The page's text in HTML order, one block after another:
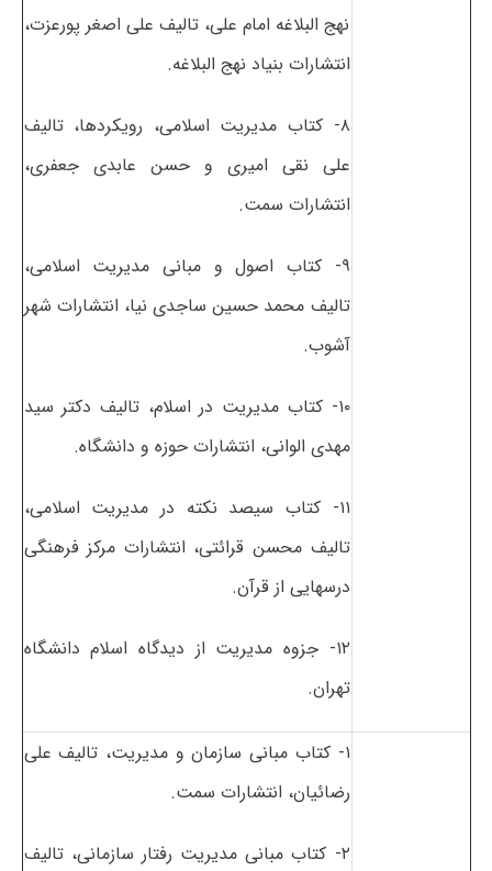
نهج البلاغه امام علی، تالیف علی اصغر پورعزت،
انتشارات بنیاد نهج البلاغه.
۸- کتاب مدیریت اسلامی، رویکردها، تالیف
علی نقی امیری و حسن عابدی جعفری،
انتشارات سمت.
۹- کتاب اصول و مبانی مدیریت اسلامی،
تالیف محمد حسین ساجدی نیا، انتشارات شهر
آشوب.
۱۰- کتاب مدیریت در اسلام، تالیف دکتر سید
مهدی الوانی، انتشارات حوزه و دانشگاه.
۱۱- کتاب سیصد نکته در مدیریت اسلامی،
تالیف محسن قرائتی، انتشارات مرکز فرهنگی
درسهایی از قرآن.
۱۲- جزوه مدیریت از دیدگاه اسلام دانشگاه
تهران.
۱- کتاب مبانی سازمان و مدیریت، تالیف علی
رضائیان، انتشارات سمت.
۲- کتاب مبانی مدیریت رفتار سازمانی، تالیف